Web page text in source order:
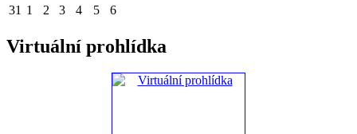
31 1 2 3 4 5 6
Virtuální prohlídka